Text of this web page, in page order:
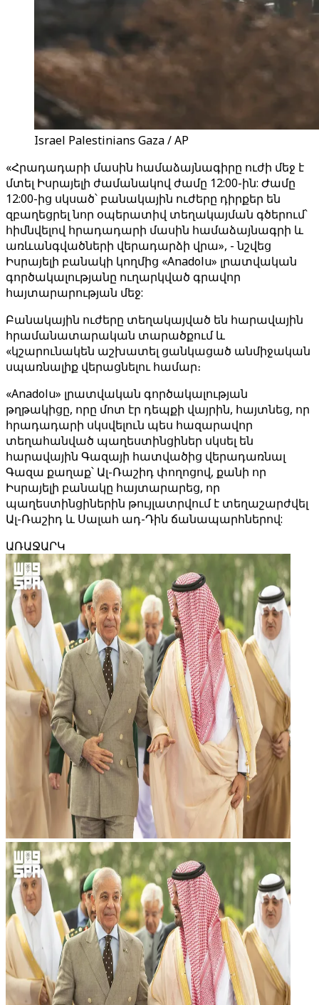
Israel Palestinians Gaza / AP
«Հրադադարի մասին համաձայնագիրը ուժի մեջ է
մտել Իսրայելի ժամանակով ժամը 12:00-ին: Ժամը
12:00-ից սկսած՝ բանակային ուժերը դիրքեր են
զբաղեցրել նոր օպերատիվ տեղակայման գծերում՝
հիմնվելով հրադադարի մասին համաձայնագրի և
առևանգվածների վերադարձի վրա», - նշվեց
Իսրայելի բանակի կողմից «Anadolu» լրատվական
գործակալությանը ուղարկված գրավոր
հայտարարության մեջ:
Բանակային ուժերը տեղակայված են հարավային
հրամանատարական տարածքում և
«կշարունակեն աշխատել ցանկացած անմիջական
սպառնալիք վերացնելու համար։
«Anadolu» լրատվական գործակալության
թղթակիցը, որը մոտ էր դեպքի վայրին, հայտնեց, որ
հրադադարի սկսվելուն պես հազարավոր
տեղահանված պաղեստինցիներ սկսել են
հարավային Գազայի հատվածից վերադառնալ
Գազա քաղաք՝ Ալ-Ռաշիդ փողոցով, քանի որ
Իսրայելի բանակը հայտարարեց, որ
պաղեստինցիներին թույլատրվում է տեղաշարժվել
Ալ-Ռաշիդ և Սալահ ադ-Դին ճանապարհներով:
ԱՌԱՋԱՐԿ